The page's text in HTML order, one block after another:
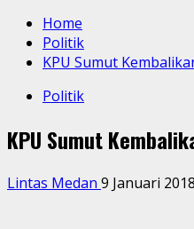
Home
Politik
KPU Sumut
Politik
KPU Sumut
Lintas Medan 9 Januari 2018